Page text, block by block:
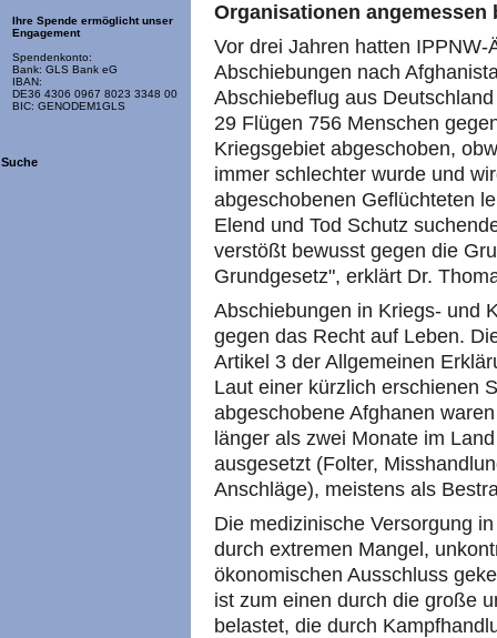
Ihre Spende ermöglicht unser
Engagement
Spendenkonto:
Bank: GLS Bank eG
IBAN:
DE36 4306 0967 8023 3348 00
BIC: GENODEM1GLS
Suche
Organisationen
Vor drei Jahren hatten
Abschiebungen nach
Abschiebeflug aus
29 Flügen 756 Menschen
Kriegsgebiet abgeschoben,
immer schlechter wurde und
abgeschobenen Geflüchteten
Elend und Tod Schutz
verstößt bewusst gegen die
Grundgesetz", erklärt Dr.
Abschiebungen in Kriegs- und
gegen das Recht auf Leben.
Artikel 3 der Allgemeinen
Laut einer kürzlich erschienen
abgeschobene Afghanen
länger als zwei Monate im
ausgesetzt (Folter,
Anschläge), meistens als
Die medizinische Versorgung
durch extremen Mangel,
ökonomischen Ausschluss
ist zum einen durch die große
belastet, die durch